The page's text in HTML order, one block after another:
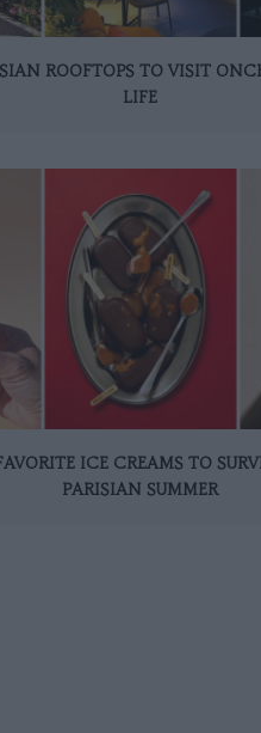
ROOFTOPS TO VISIT
LIFE
ICE CREAMS TO
PARISIAN SUMMER